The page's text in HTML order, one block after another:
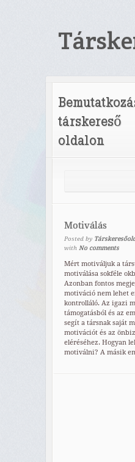
társkereső
oldalon
Motiválás
Posted by
with No comments
Mért motiváljuk a
motiválása sokféle
Azonban fontos
motiváció nem lehet
kontrolláló. Az igazi
támogatásból és az
segít a társnak saját
motivációt és az
eléréséhez. Hogyan
motiválni? A másik